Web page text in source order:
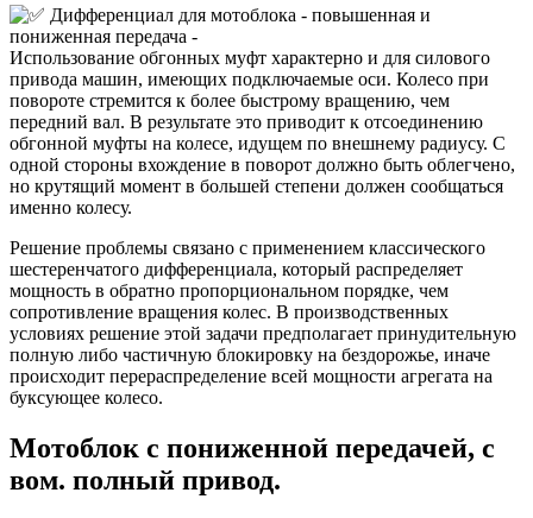
Использование обгонных муфт характерно и для силового
привода машин, имеющих подключаемые оси. Колесо при
повороте стремится к более быстрому вращению, чем
передний вал. В результате это приводит к отсоединению
обгонной муфты на колесе, идущем по внешнему радиусу. С
одной стороны вхождение в поворот должно быть облегчено,
но крутящий момент в большей степени должен сообщаться
именно колесу.
Решение проблемы связано с применением классического
шестеренчатого дифференциала, который распределяет
мощность в обратно пропорциональном порядке, чем
сопротивление вращения колес. В производственных
условиях решение этой задачи предполагает принудительную
полную либо частичную блокировку на бездорожье, иначе
происходит перераспределение всей мощности агрегата на
буксующее колесо.
Мотоблок с пониженной передачей, с
вом. полный привод.